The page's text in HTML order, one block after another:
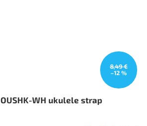
8,49 €
–12 %
WH ukulele strap